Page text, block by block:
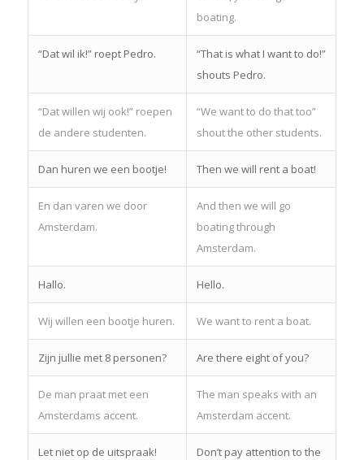
boating.
“Dat wil ik!” roept Pedro.
“That is what I want to do!”
shouts Pedro.
“Dat willen wij ook!” roepen
de andere studenten.
“We want to do that too”
shout the other students.
Dan huren we een bootje! Then we will rent a boat!
En dan varen we door
Amsterdam.
And then we will go
boating through
Amsterdam.
Hallo. Hello.
Wij willen een bootje huren. We want to rent a boat.
Zijn jullie met 8 personen? Are there eight of you?
De man praat met een
Amsterdams accent.
The man speaks with an
Amsterdam accent.
Let niet op de uitspraak!
Don’t pay attention to the